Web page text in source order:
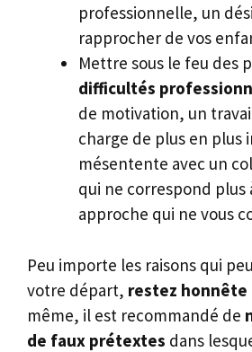
professionnelle, un
rapprocher de vos
Mettre sous le feu des
difficultés
de motivation, un
charge de plus en plus
mésentente avec un
qui ne correspond plus
approche qui ne vous
Peu importe les raisons qui
votre départ, restez
même, il est recommandé de
de faux prétextes dans